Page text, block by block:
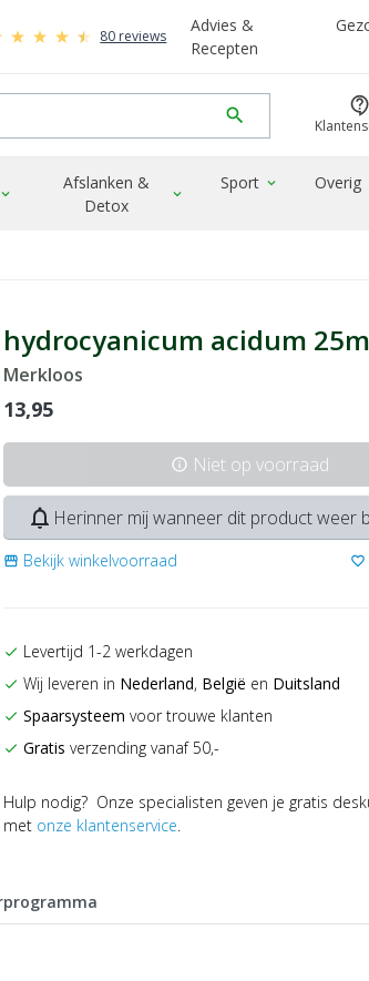
80 reviews
Advies &
Recepten
search contact_support
expand_more
Afslanken &
Detox
expand_more
Sport expand_more Overig
hydrocyanicum acidum
Merkloos
13,95
info Niet op voorraad
notifications_none Herinner mij wanneer dit product weer
storefront Bekijk winkelvoorraad favorite_border
check Levertijd 1-2 werkdagen
check Wij leveren in Nederland, België en Duitsland
check Spaarsysteem voor trouwe klanten
check Gratis verzending vanaf 50,-
Hulp nodig? Onze specialisten geven je gratis
met onze klantenservice.